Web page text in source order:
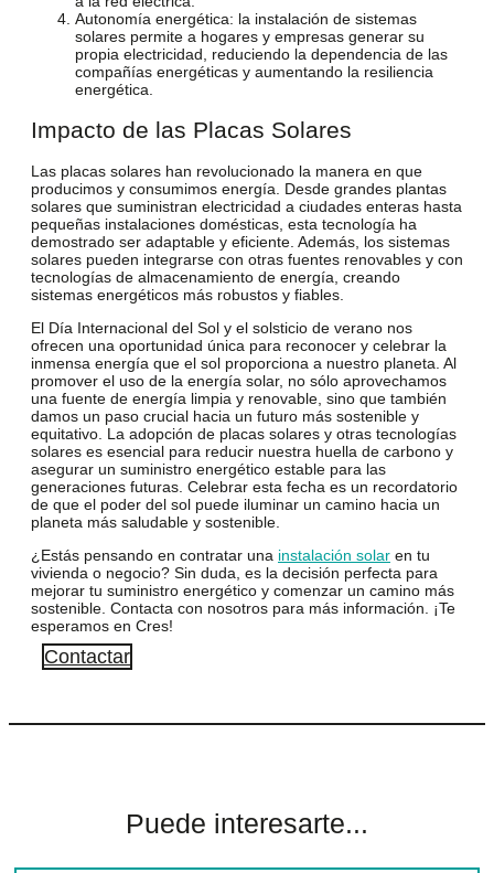
Autonomía energética: la instalación de sistemas
solares permite a hogares y empresas generar su
propia electricidad, reduciendo la dependencia de las
compañías energéticas y aumentando la resiliencia
energética.
Impacto de las Placas Solares
Las placas solares han revolucionado la manera en que
producimos y consumimos energía. Desde grandes plantas
solares que suministran electricidad a ciudades enteras hasta
pequeñas instalaciones domésticas, esta tecnología ha
demostrado ser adaptable y eficiente. Además, los sistemas
solares pueden integrarse con otras fuentes renovables y con
tecnologías de almacenamiento de energía, creando
sistemas energéticos más robustos y fiables.
El Día Internacional del Sol y el solsticio de verano nos
ofrecen una oportunidad única para reconocer y celebrar la
inmensa energía que el sol proporciona a nuestro planeta. Al
promover el uso de la energía solar, no sólo aprovechamos
una fuente de energía limpia y renovable, sino que también
damos un paso crucial hacia un futuro más sostenible y
equitativo. La adopción de placas solares y otras tecnologías
solares es esencial para reducir nuestra huella de carbono y
asegurar un suministro energético estable para las
generaciones futuras. Celebrar esta fecha es un recordatorio
de que el poder del sol puede iluminar un camino hacia un
planeta más saludable y sostenible.
¿Estás pensando en contratar una instalación solar en tu
vivienda o negocio? Sin duda, es la decisión perfecta para
mejorar tu suministro energético y comenzar un camino más
sostenible. Contacta con nosotros para más información. ¡Te
esperamos en Cres!
Contactar
Puede interesarte...